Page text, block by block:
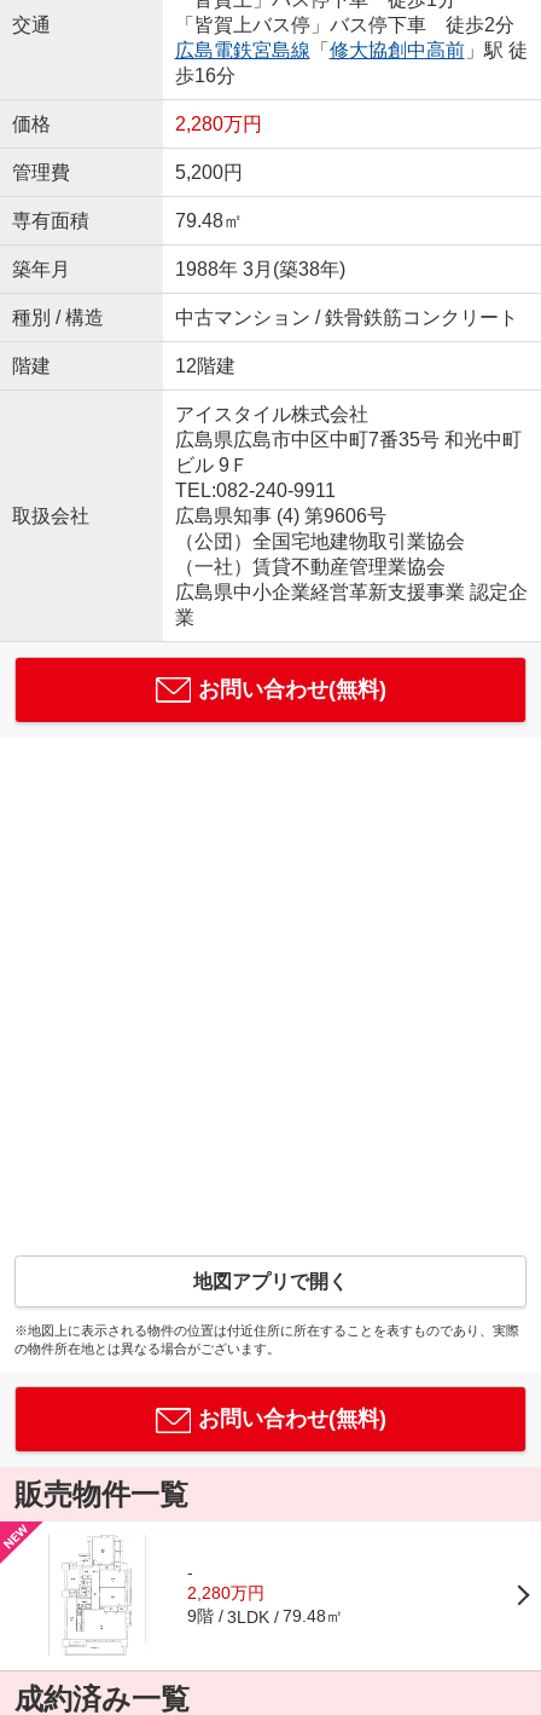
交通
「皆賀上バス停」バス停下車 徒歩2分
広島電鉄宮島線 「 修大協創中高前」駅 徒
歩16分
価格 2,280万円
管理費 5,200円
専有面積 79.48㎡
築年月 1988年 3月(築38年)
種別 / 構造 中古マンション / 鉄骨鉄筋コンクリート
階建 12階建
取扱会社
アイスタイル株式会社
広島県広島市中区中町7番35号 和光中町
ビル 9Ｆ
TEL:082-240-9911
広島県知事 (4) 第9606号
（公団）全国宅地建物取引業協会
（一社）賃貸不動産管理業協会
広島県中小企業経営革新支援事業 認定企
業
お問い合わせ(無料)
地図アプリで開く
※地図上に表示される物件の位置は付近住所に所在することを表すものであり、実際
の物件所在地とは異なる場合がございます。
お問い合わせ(無料)
販売物件一覧
-
2,280万円
9階 3LDK 79.48㎡
成約済み一覧